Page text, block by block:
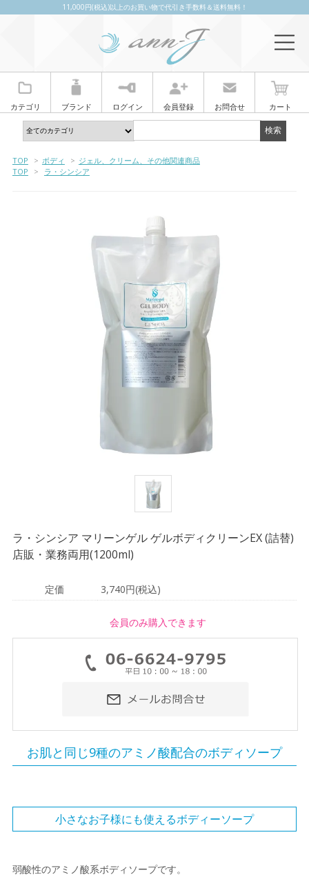
11,000円(税込)以上のお買い物で代引き手数料＆送料無料！
カテゴリ ブランド ログイン 会員登録 お問合せ カート
TOP > ボディ > ジェル、クリーム、その他関連商品
TOP
> ラ・シンシア
ラ・シンシア マリーンゲル ゲルボディクリーンEX (詰替)
店販・業務両用(1200ml)
定価 3,740円(税込)
会員のみ購入できます
お肌と同じ9種のアミノ酸配合のボディソープ
小さなお子様にも使えるボディーソープ
弱酸性のアミノ酸系ボディソープです。